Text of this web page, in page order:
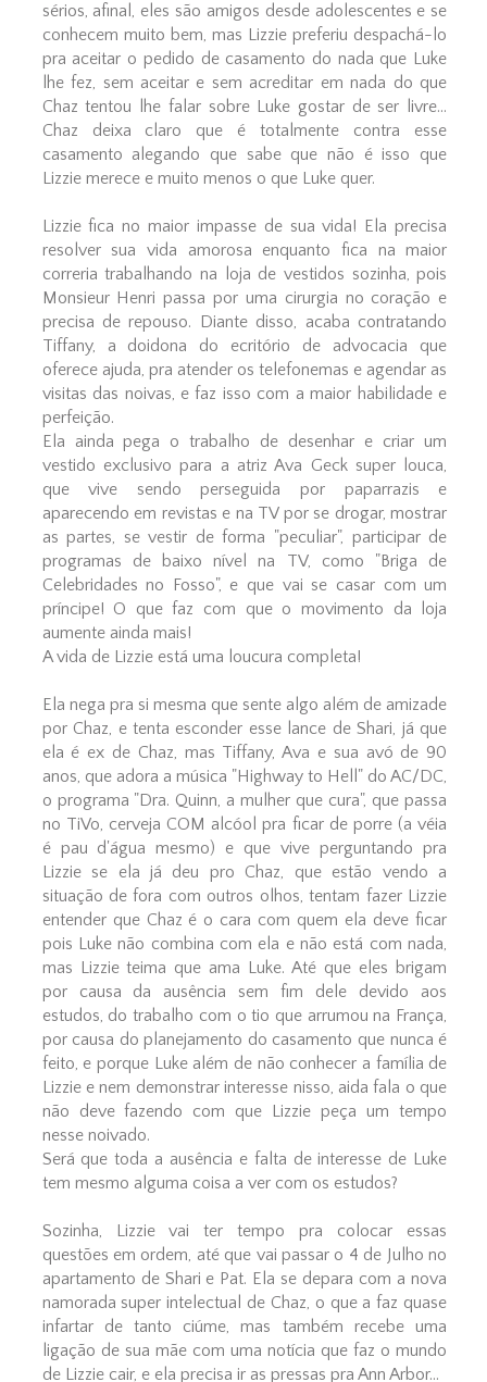
sérios, afinal, eles são amigos desde adolescentes e se
conhecem muito bem, mas Lizzie preferiu despachá-lo
pra aceitar o pedido de casamento do nada que Luke
lhe fez, sem aceitar e sem acreditar em nada do que
Chaz tentou lhe falar sobre Luke gostar de ser livre...
Chaz deixa claro que é totalmente contra esse
casamento alegando que sabe que não é isso que
Lizzie merece e muito menos o que Luke quer.
Lizzie fica no maior impasse de sua vida! Ela precisa
resolver sua vida amorosa enquanto fica na maior
correria trabalhando na loja de vestidos sozinha, pois
Monsieur Henri passa por uma cirurgia no coração e
precisa de repouso. Diante disso, acaba contratando
Tiffany, a doidona do ecritório de advocacia que
oferece ajuda, pra atender os telefonemas e agendar as
visitas das noivas, e faz isso com a maior habilidade e
perfeição.
Ela ainda pega o trabalho de desenhar e criar um
vestido exclusivo para a atriz Ava Geck super louca,
que vive sendo perseguida por paparrazis e
aparecendo em revistas e na TV por se drogar, mostrar
as partes, se vestir de forma "peculiar", participar de
programas de baixo nível na TV, como "Briga de
Celebridades no Fosso", e que vai se casar com um
príncipe! O que faz com que o movimento da loja
aumente ainda mais!
A vida de Lizzie está uma loucura completa!
Ela nega pra si mesma que sente algo além de amizade
por Chaz, e tenta esconder esse lance de Shari, já que
ela é ex de Chaz, mas Tiffany, Ava e sua avó de 90
anos, que adora a música "Highway to Hell" do AC/DC,
o programa "Dra. Quinn, a mulher que cura", que passa
no TiVo, cerveja COM alcóol pra ficar de porre (a véia
é pau d'água mesmo) e que vive perguntando pra
Lizzie se ela já deu pro Chaz, que estão vendo a
situação de fora com outros olhos, tentam fazer Lizzie
entender que Chaz é o cara com quem ela deve ficar
pois Luke não combina com ela e não está com nada,
mas Lizzie teima que ama Luke. Até que eles brigam
por causa da ausência sem fim dele devido aos
estudos, do trabalho com o tio que arrumou na França,
por causa do planejamento do casamento que nunca é
feito, e porque Luke além de não conhecer a família de
Lizzie e nem demonstrar interesse nisso, aida fala o que
não deve fazendo com que Lizzie peça um tempo
nesse noivado.
Será que toda a ausência e falta de interesse de Luke
tem mesmo alguma coisa a ver com os estudos?
Sozinha, Lizzie vai ter tempo pra colocar essas
questões em ordem, até que vai passar o 4 de Julho no
apartamento de Shari e Pat. Ela se depara com a nova
namorada super intelectual de Chaz, o que a faz quase
infartar de tanto ciúme, mas também recebe uma
ligação de sua mãe com uma notícia que faz o mundo
de Lizzie cair, e ela precisa ir as pressas pra Ann Arbor...